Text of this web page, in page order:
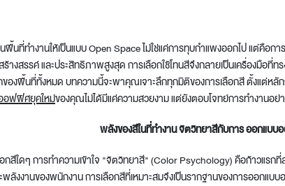
พื้นที่ทำงานให้เป็นแบบ Open Space ไม่ใช่แค่การทุบกำแพงออกไป แต่คือ
างสรรค์ และประสิทธิภาพสูงสุด การเลือกใช้โทนสีจึงกลายเป็นเครื่องมือที่
องพื้นที่ทั้งหมด บทความนี้จะพาคุณเจาะลึกทุกมิติของการเลือกสี ตั้งแต่หลั
อฟฟิศยุคใหม่ของคุณไม่ได้มีแค่ความสวยงาม แต่ยังตอบโจทย์การทำงานอย่
พลังของสีในที่ทำงาน จิตวิทยาสีกับการ ออกแบ
กสีใดๆ การทำความเข้าใจ "จิตวิทยาสี" (Color Psychology) คือก้าวแร
พลังงานของพนักงาน การเลือกสีที่เหมาะสมจึงเป็นรากฐานของการออกแบ